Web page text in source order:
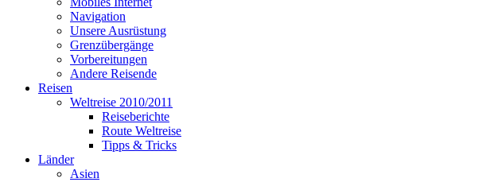
Navigation
Unsere Ausrüstung
Grenzübergänge
Vorbereitungen
Andere Reisende
Reisen
Weltreise 2010/2011
Reiseberichte
Route Weltreise
Tipps & Tricks
Länder
Asien